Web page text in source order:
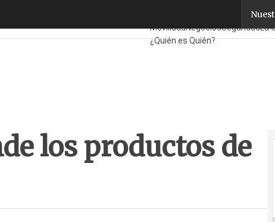
MovilidadNegociosSeguridadLa
¿Quién es Quién?
los productos de